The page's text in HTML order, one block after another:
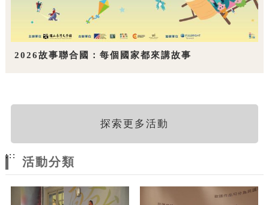
2026故事聯合國：每個國家都來講故事
探索更多活動
:::
活動分類